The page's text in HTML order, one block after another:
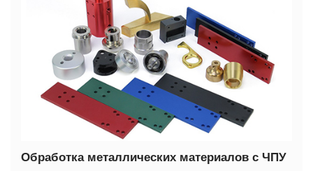
Обработка металлических материалов с ЧПУ